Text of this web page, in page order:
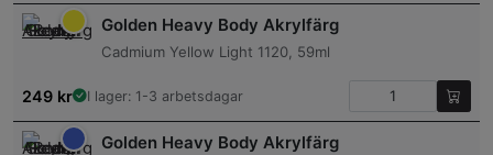
Golden Heavy Body Akrylfärg
Cadmium Yellow Light 1120, 59ml
249 kr I lager: 1-3 arbetsdagar
Golden Heavy Body Akrylfärg